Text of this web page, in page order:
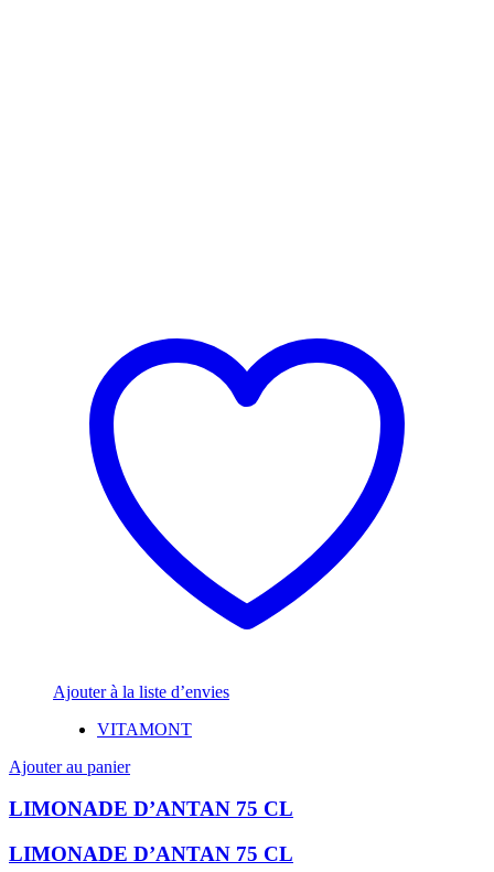
Ajouter à la liste d’envies
VITAMONT
Ajouter au panier
LIMONADE D’ANTAN 75 CL
LIMONADE D’ANTAN 75 CL